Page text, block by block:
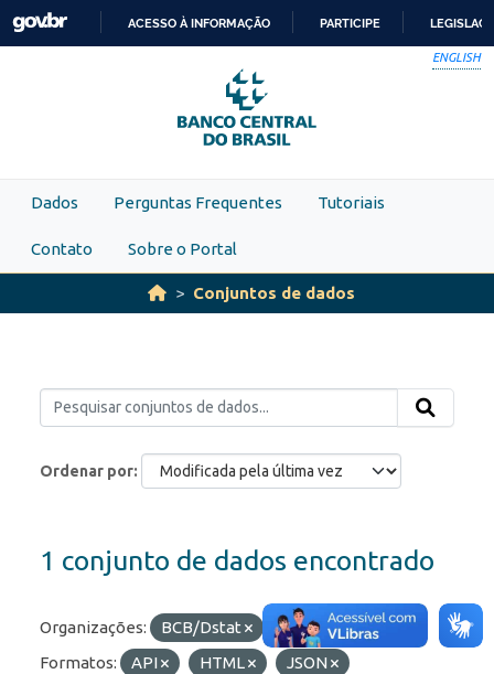
Skip to main content
PARA
O
CONTEÚDO
ACESSO À INFORMAÇÃO PARTICIPE
ENGLISH
Dados Perguntas Frequentes Tutoriais
Contato Sobre o Portal
Conjuntos de dados
Ordenar por
1 conjunto de dados encontrado
Organizações: BCB/Dstat Etiquetas:
RDE
Formatos:
API HTML JSON